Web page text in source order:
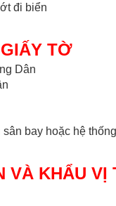
đi biển
TỜ
Dân
bay hoặc hệ
VÀ KHẨU VỊ